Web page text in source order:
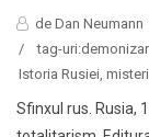
de Dan Neumann
/
tag-uri:
Istoria Rusiei
Sfinxul rus. Rusia,